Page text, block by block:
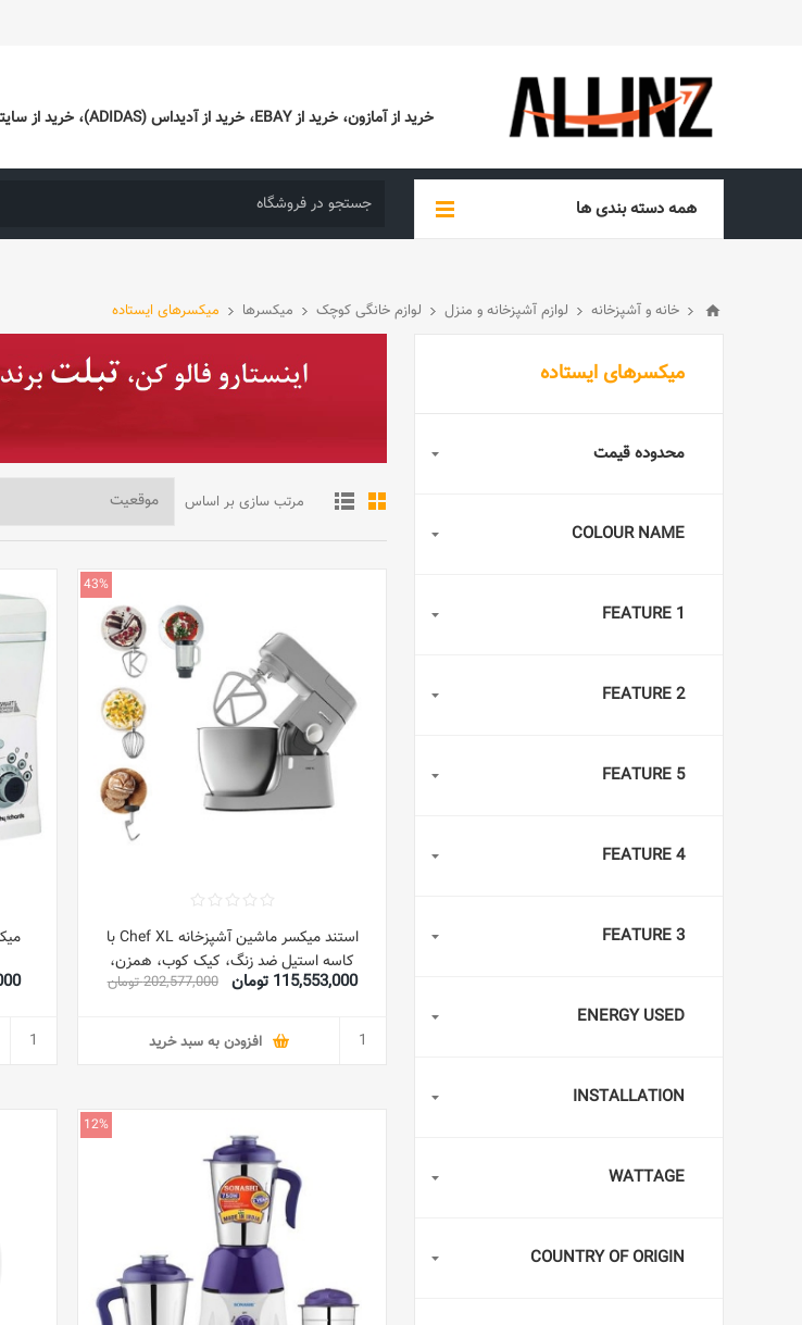
خرید از آمازون، خرید از EBAY، خرید از آدیداس (ADIDAS)، خرید از سایتهای خارجی
همه دسته بندی ها
خانه و آشپزخانه لوازم آشپزخانه و منزل لوازم خانگی کوچک میکسرها میکسرهای ایستاده
مرتب سازی بر اساس
43%
استند میکسر ماشین آشپزخانه Chef XL با
کاسه استیل ضد زنگ، کیک کوب، همزن،
قلاب خمیر، مخلوط کن 6.7 لیتری 1200 وات
115,553,000 تومان 202,577,000 تومان
افزودن به سبد خرید
12%
میکسرهای ایستاده
محدوده قیمت
COLOUR NAME
FEATURE 1
FEATURE 2
FEATURE 5
FEATURE 4
FEATURE 3
ENERGY USED
INSTALLATION
WATTAGE
COUNTRY OF ORIGIN